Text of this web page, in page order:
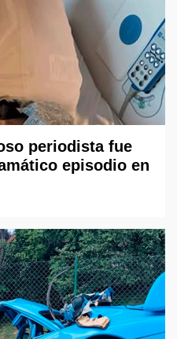
periodista fue
episodio en